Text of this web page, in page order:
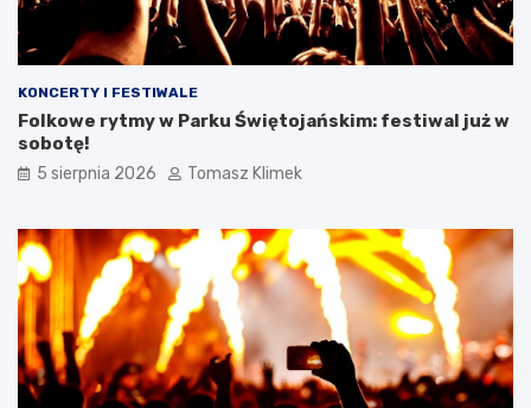
KONCERTY I FESTIWALE
Folkowe rytmy w Parku Świętojańskim: festiwal już w
sobotę!
5 sierpnia 2026 Tomasz Klimek